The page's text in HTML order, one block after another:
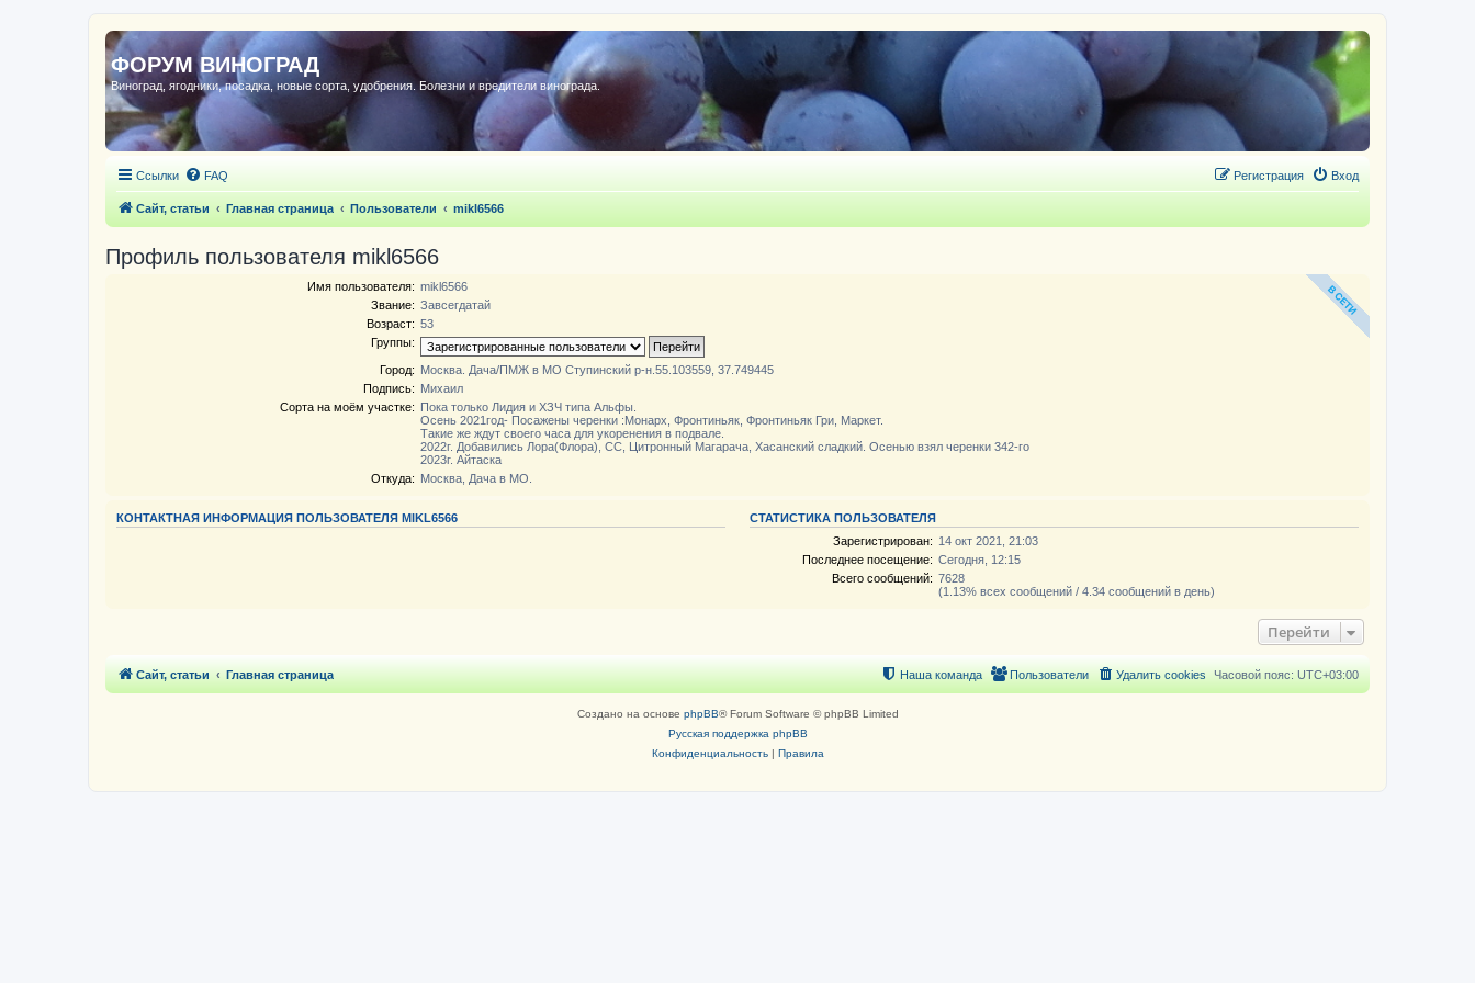
ФОРУМ ВИНОГРАД
Виноград, ягодники, посадка, новые сорта, удобрения. Болезни и вредители винограда.
Ссылки FAQ Вход
Регистрация
Сайт, статьи Главная страница Пользователи mikl6566
Профиль пользователя mikl6566
Имя пользователя: mikl6566
Звание: Завсегдатай
Возраст: 53
Группы:
Город: Москва. Дача/ПМЖ в МО Ступинский р-н.55.103559, 37.749445
Подпись: Михаил
Сорта на моём участке: Пока только Лидия и ХЗЧ типа Альфы.
Осень 2021год- Посажены черенки :Монарх, Фронтиньяк, Фронтиньяк Гри, Маркет.
Такие же ждут своего часа для укоренения в подвале.
2022г. Добавились Лора(Флора), СС, Цитронный Магарача, Хасанский сладкий. Осенью взял черенки 342-го
2023г. Айтаска
Откуда: Москва, Дача в МО.
КОНТАКТНАЯ ИНФОРМАЦИЯ ПОЛЬЗОВАТЕЛЯ MIKL6566
СТАТИСТИКА ПОЛЬЗОВАТЕЛЯ
Зарегистрирован: 14 окт 2021, 21:03
Последнее посещение: Сегодня, 12:15
Всего сообщений: 7628
(1.13% всех сообщений / 4.34 сообщений в день)
Перейти
Сайт, статьи Главная страница Часовой пояс: UTC+03:00
Удалить cookies
Пользователи
Наша команда
Создано на основе phpBB® Forum Software © phpBB Limited
Русская поддержка phpBB
Конфиденциальность| Правила